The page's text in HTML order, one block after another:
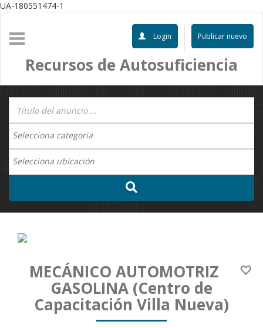
UA-180551474-1
Publicar nuevo
Login
Recursos de Autosuficiencia
MECÁNICO AUTOMOTRIZ
GASOLINA (Centro de
Capacitación Villa Nueva)